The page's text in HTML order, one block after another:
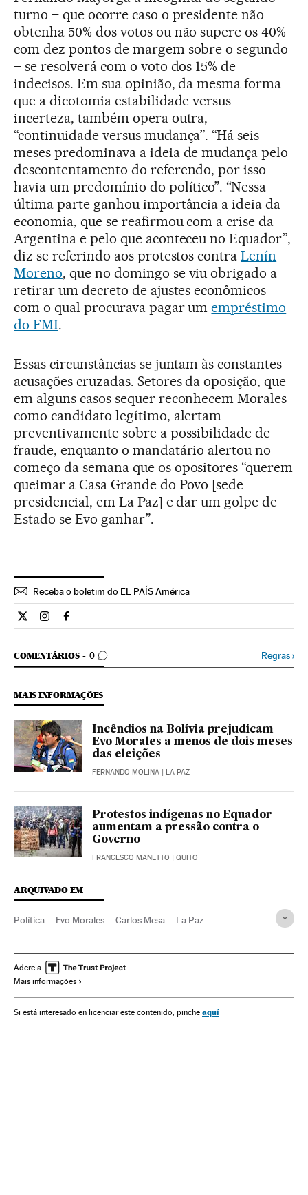
turno – que ocorre caso o presidente não
obtenha 50% dos votos ou não supere os 40%
com dez pontos de margem sobre o segundo
– se resolverá com o voto dos 15% de
indecisos. Em sua opinião, da mesma forma
que a dicotomia estabilidade versus
incerteza, também opera outra,
“continuidade versus mudança”. “Há seis
meses predominava a ideia de mudança pelo
descontentamento do referendo, por isso
havia um predomínio do político”. “Nessa
última parte ganhou importância a ideia da
economia, que se reafirmou com a crise da
Argentina e pelo que aconteceu no Equador”,
diz se referindo aos protestos contraLenín
Moreno, que no domingo se viu obrigado a
retirar um decreto de ajustes econômicos
com o qual procurava pagar umempréstimo
do FMI.
Essas circunstâncias se juntam às constantes
acusações cruzadas. Setores da oposição, que
em alguns casos sequer reconhecem Morales
como candidato legítimo, alertam
preventivamente sobre a possibilidade de
fraude, enquanto o mandatário alertou no
começo da semana que os opositores “querem
queimar a Casa Grande do Povo [sede
presidencial, em La Paz] e dar um golpe de
Estado se Evo ganhar”.
Receba o boletim do EL PAÍS América
Internacional El País Brasil en Twitter
Internacional El País Brasil en Instagram
Internacional El País Brasil en Facebook
COMENTÁRIOS 0
COMENTÁRIOS Regras›
MAIS INFORMAÇÕES
Incêndios na Bolívia prejudicam
Evo Morales a menos de dois meses
das eleições
FERNANDO MOLINA | LA PAZ
Protestos indígenas no Equador
aumentam a pressão contra o
Governo
FRANCESCO MANETTO | QUITO
ARQUIVADO EM
Política Evo Morales Carlos Mesa La Paz
América Latina Eleições
Adere a
Mais informações
Si está interesado en licenciar este contenido, pinche aquí